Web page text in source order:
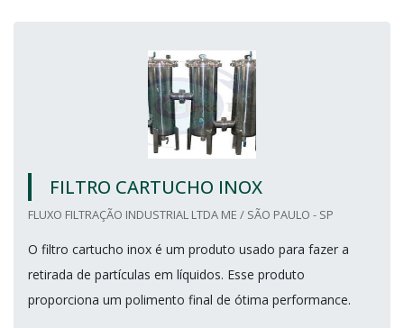
FILTRO CARTUCHO INOX
FLUXO FILTRAÇÃO INDUSTRIAL LTDA ME / SÃO PAULO - SP
O filtro cartucho inox é um produto usado para fazer a
retirada de partículas em líquidos. Esse produto
proporciona um polimento final de ótima performance.